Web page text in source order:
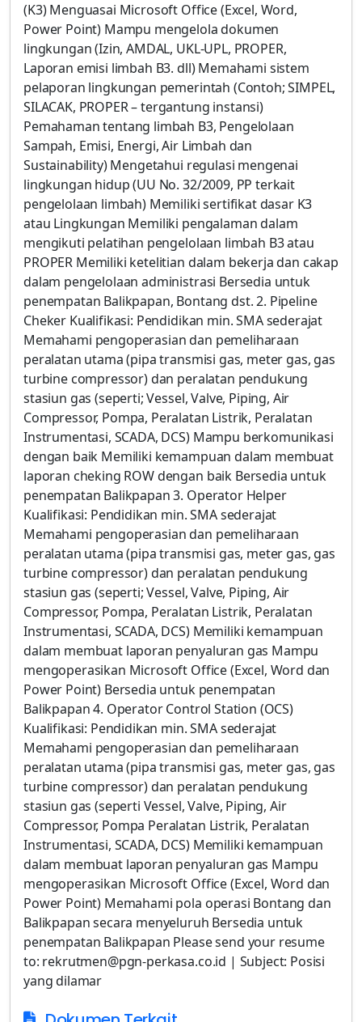
(K3) Menguasai Microsoft Office (Excel, Word,
Power Point) Mampu mengelola dokumen
lingkungan (Izin, AMDAL, UKL-UPL, PROPER,
Laporan emisi limbah B3. dll) Memahami sistem
pelaporan lingkungan pemerintah (Contoh; SIMPEL,
SILACAK, PROPER – tergantung instansi)
Pemahaman tentang limbah B3, Pengelolaan
Sampah, Emisi, Energi, Air Limbah dan
Sustainability) Mengetahui regulasi mengenai
lingkungan hidup (UU No. 32/2009, PP terkait
pengelolaan limbah) Memiliki sertifikat dasar K3
atau Lingkungan Memiliki pengalaman dalam
mengikuti pelatihan pengelolaan limbah B3 atau
PROPER Memiliki ketelitian dalam bekerja dan cakap
dalam pengelolaan administrasi Bersedia untuk
penempatan Balikpapan, Bontang dst. 2. Pipeline
Cheker Kualifikasi: Pendidikan min. SMA sederajat
Memahami pengoperasian dan pemeliharaan
peralatan utama (pipa transmisi gas, meter gas, gas
turbine compressor) dan peralatan pendukung
stasiun gas (seperti; Vessel, Valve, Piping, Air
Compressor, Pompa, Peralatan Listrik, Peralatan
Instrumentasi, SCADA, DCS) Mampu berkomunikasi
dengan baik Memiliki kemampuan dalam membuat
laporan cheking ROW dengan baik Bersedia untuk
penempatan Balikpapan 3. Operator Helper
Kualifikasi: Pendidikan min. SMA sederajat
Memahami pengoperasian dan pemeliharaan
peralatan utama (pipa transmisi gas, meter gas, gas
turbine compressor) dan peralatan pendukung
stasiun gas (seperti; Vessel, Valve, Piping, Air
Compressor, Pompa, Peralatan Listrik, Peralatan
Instrumentasi, SCADA, DCS) Memiliki kemampuan
dalam membuat laporan penyaluran gas Mampu
mengoperasikan Microsoft Office (Excel, Word dan
Power Point) Bersedia untuk penempatan
Balikpapan 4. Operator Control Station (OCS)
Kualifikasi: Pendidikan min. SMA sederajat
Memahami pengoperasian dan pemeliharaan
peralatan utama (pipa transmisi gas, meter gas, gas
turbine compressor) dan peralatan pendukung
stasiun gas (seperti Vessel, Valve, Piping, Air
Compressor, Pompa Peralatan Listrik, Peralatan
Instrumentasi, SCADA, DCS) Memiliki kemampuan
dalam membuat laporan penyaluran gas Mampu
mengoperasikan Microsoft Office (Excel, Word dan
Power Point) Memahami pola operasi Bontang dan
Balikpapan secara menyeluruh Bersedia untuk
penempatan Balikpapan Please send your resume
to: rekrutmen@pgn-perkasa.co.id | Subject: Posisi
yang dilamar